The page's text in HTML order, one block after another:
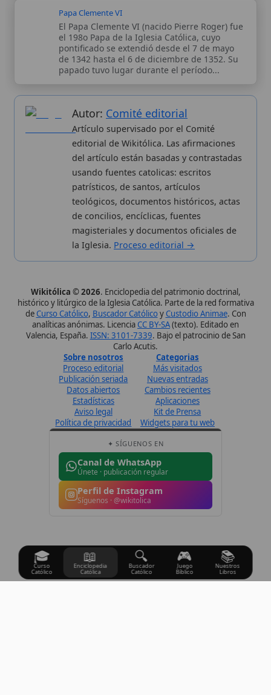
Artículo supervisado por el Comité
editorial de Wikitólica. Las afirmaciones
del artículo están basadas y contrastadas
usando fuentes catolicas: escritos
patrísticos, de santos, artículos
teológicos, documentos históricos, actas
la Iglesia. Proceso editorial →
Wikitólica © 2026. Enciclopedia del patrimonio doctrinal,
histórico y litúrgico de la Iglesia Católica. Parte de la red formativa
Curso Católico,Buscador CatólicoyCustodio Animae. Con
analíticas anónimas. LicenciaCC BY-SA(texto). Editado en
ISSN: 3101-7339 . Bajo el patrocinio de San
Carlo Acutis.
Sobre nosotros
Proceso editorial
Publicación seriada
Datos abiertos
Aviso legal
Categorias
Más visitados
Nuevas entradas
Cambios recientes
Kit de Prensa
✦ SÍGUENOS EN
Canal de WhatsApp
Únete · publicación regular
Perfil de Instagram
Síguenos · @wikitolica